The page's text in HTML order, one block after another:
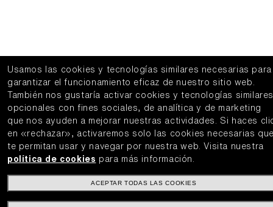
Usamos las cookies y tecnologías similares necesarias para
garantizar el funcionamiento eficaz de nuestro sitio web.
También nos gustaría activar cookies y tecnologías
opcionales con fines sociales, de analítica y de marketing
que nos ayuden a mejorar nuestras actividades.
Si haces
en «rechazar», activaremos solo las cookies necesarias
te permitan usar y navegar por nuestra web.
Visita nuestra
política de cookies para más información.
ACEPTAR TODAS LAS COOKIES